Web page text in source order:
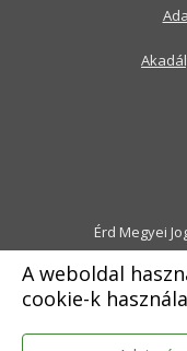
A weboldal
cookie-k
Érd Megyei
E-